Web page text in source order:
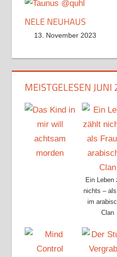
NELE NEUHAUS
13. November 2023
MEISTGELESEN
Ein Leben
nichts –
im
Clan